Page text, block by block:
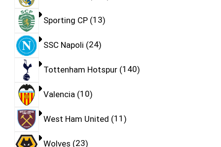
Sporting CP 13
SSC Napoli 24
Tottenham Hotspur 140
Valencia 10
West Ham United 11
Wolves 23